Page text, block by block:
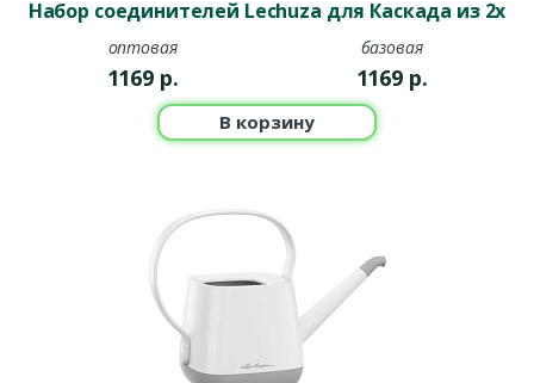
Набор соединителей Lechuza для Каскада из 2х
оптовая
1169 р.
базовая
1169 р.
В корзину